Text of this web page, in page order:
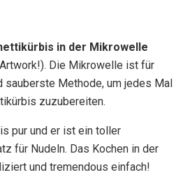
in der Mikrowelle
Die Mikrowelle ist für
sauberste Methode, um jedes Mal
zuzubereiten.
pur und er ist ein toller
für Nudeln. Das Kochen in der
und tremendous einfach!